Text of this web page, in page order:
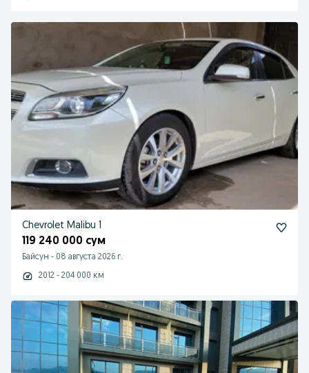
Chevrolet Malibu 1
119 240 000 сум
Байсун - 08 августа 2026 г.
2012 - 204 000 км